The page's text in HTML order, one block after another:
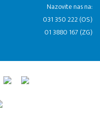
Nazovite nas na:
031 350 222 (OS)
01 3880 167 (ZG)